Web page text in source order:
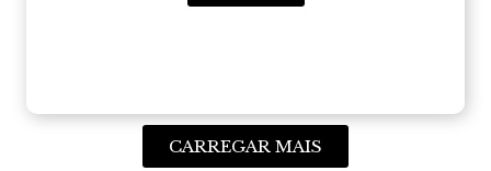
CARREGAR MAIS